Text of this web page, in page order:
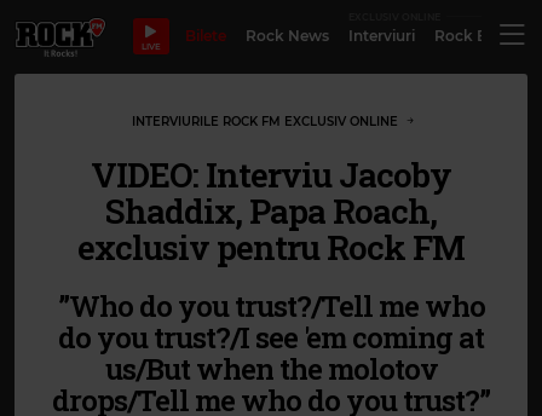
LIVE
Bilete Rock News Interviuri Rock
INTERVIURILE ROCK FM EXCLUSIV ONLINE
VIDEO: Interviu Jacoby
Shaddix, Papa Roach,
exclusiv pentru Rock FM
”Who do you trust?/Tell me who
do you trust?/I see 'em coming at
us/But when the molotov
drops/Tell me who do you trust?”